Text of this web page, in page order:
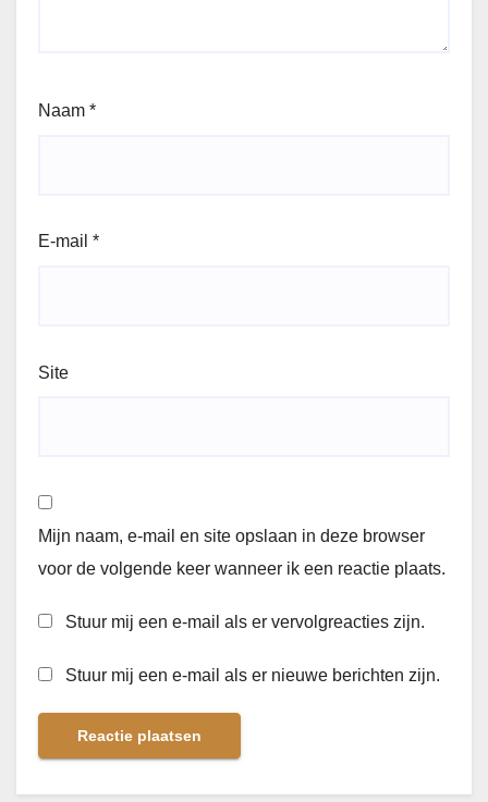
Naam *
E-mail *
Site
Mijn naam, e-mail en site opslaan in deze browser
voor de volgende keer wanneer ik een reactie plaats.
Stuur mij een e-mail als er vervolgreacties zijn.
Stuur mij een e-mail als er nieuwe berichten zijn.